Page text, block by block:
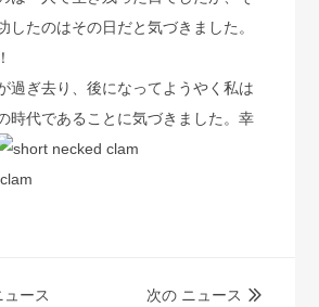
したのはその日だと気づきました。
過ぎ去り、後になってようやく私は
時代であることに気づきました。幸
ース 
次の ニュース